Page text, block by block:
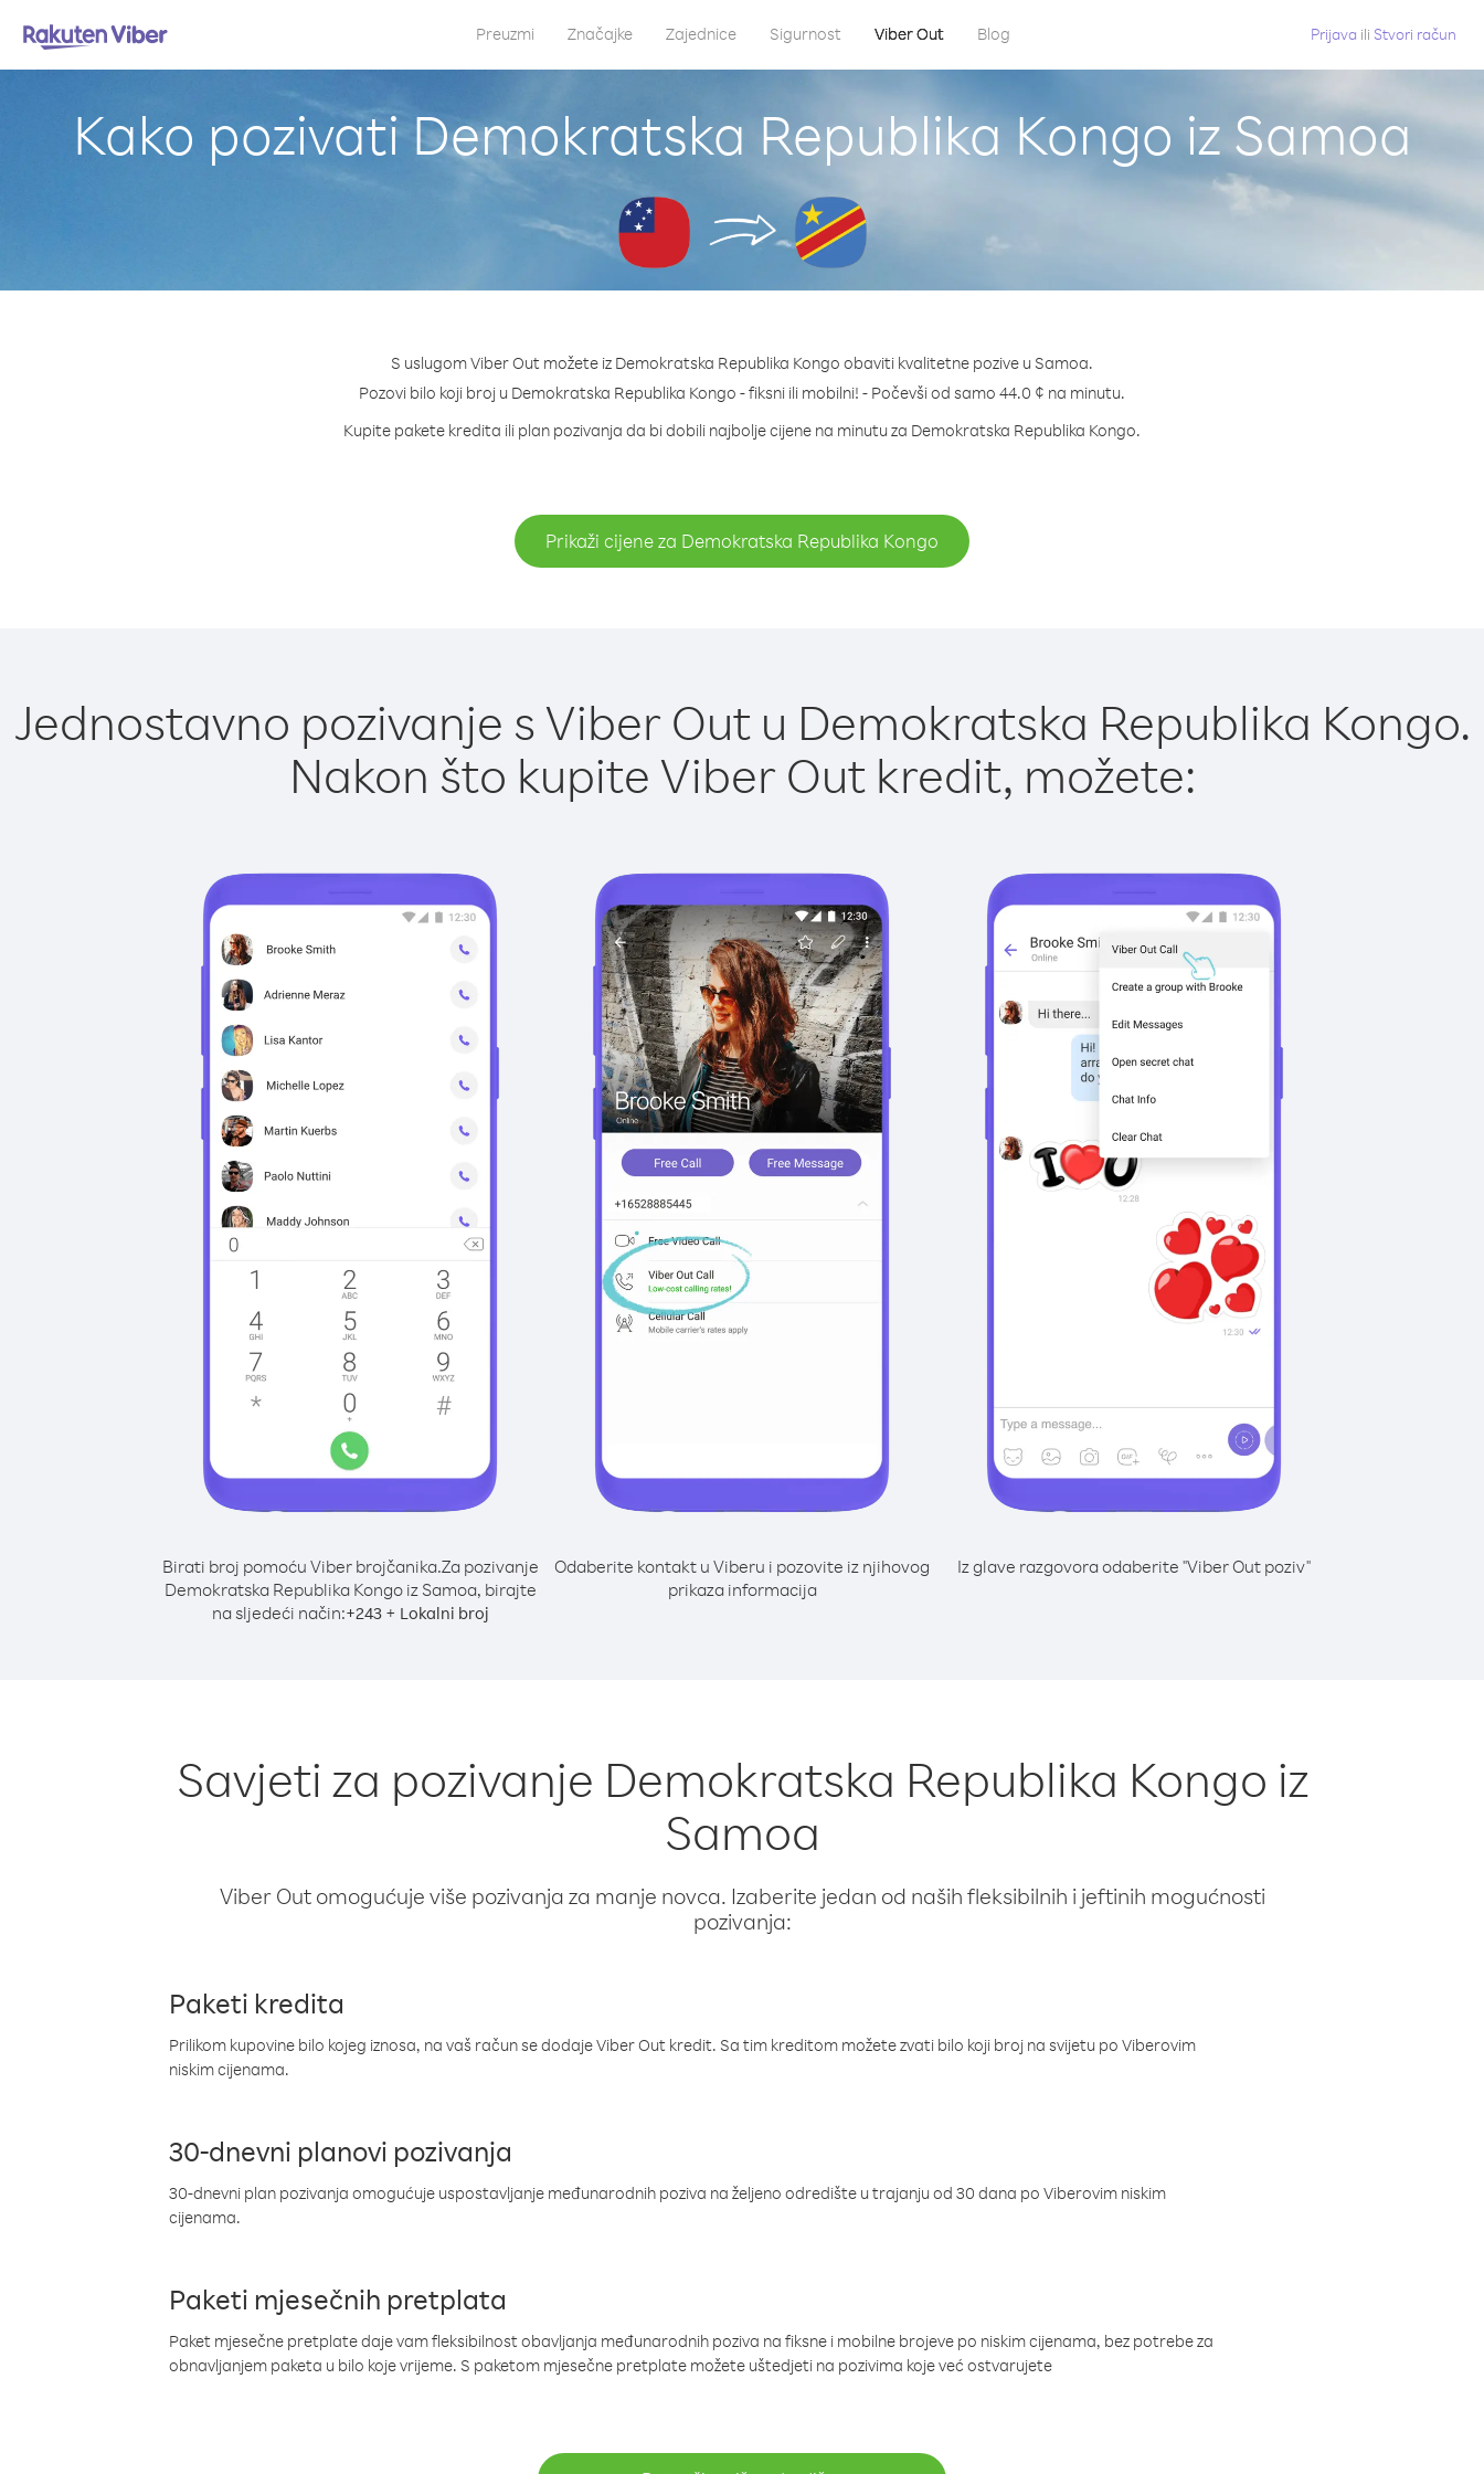
Preuzmi Značajke Zajednice Sigurnost Viber Out Blog Prijava ili Stvori račun
Kako pozivati Demokratska Republika Kongo iz Samoa
S uslugom Viber Out možete iz Demokratska Republika Kongo obaviti kvalitetne pozive u Samoa.
Pozovi bilo koji broj u Demokratska Republika Kongo - fiksni ili mobilni! - Počevši od samo 44.0 ¢ na minutu.
Kupite pakete kredita ili plan pozivanja da bi dobili najbolje cijene na minutu za Demokratska Republika Kongo.
Prikaži cijene za Demokratska Republika Kongo
Jednostavno pozivanje s Viber Out u Demokratska Republika Kongo.
Nakon što kupite Viber Out kredit, možete:
Birati broj pomoću Viber brojčanika.Za pozivanje
Demokratska Republika Kongo iz Samoa, birajte
na sljedeći način:+243+ Lokalni broj
Odaberite kontakt u Viberu i pozovite iz njihovog
prikaza informacija
Iz glave razgovora odaberite "Viber Out poziv"
Savjeti za pozivanje Demokratska Republika Kongo iz
Samoa
Viber Out omogućuje više pozivanja za manje novca. Izaberite jedan od naših fleksibilnih i jeftinih mogućnosti
pozivanja:
Paketi kredita
Prilikom kupovine bilo kojeg iznosa, na vaš račun se dodaje Viber Out kredit. Sa tim kreditom možete zvati bilo koji broj na svijetu po Viberovim
niskim cijenama.
30-dnevni planovi pozivanja
30-dnevni plan pozivanja omogućuje uspostavljanje međunarodnih poziva na željeno odredište u trajanju od 30 dana po Viberovim niskim
cijenama.
Paketi mjesečnih pretplata
Paket mjesečne pretplate daje vam fleksibilnost obavljanja međunarodnih poziva na fiksne i mobilne brojeve po niskim cijenama, bez potrebe za
obnavljanjem paketa u bilo koje vrijeme. S paketom mjesečne pretplate možete uštedjeti na pozivima koje već ostvarujete